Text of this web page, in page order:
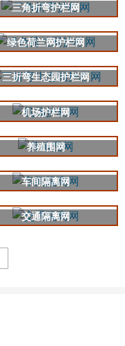
三角折弯护栏网
绿色荷兰网护栏网
三折弯生态园护栏网
机场护栏网
养殖围网
车间隔离网
交通隔离网